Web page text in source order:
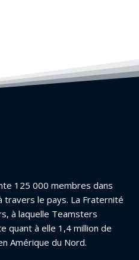
125 000 membres dans
travers le pays. La Fraternité
à laquelle Teamsters
quant à elle 1,4 million de
Amérique du Nord.